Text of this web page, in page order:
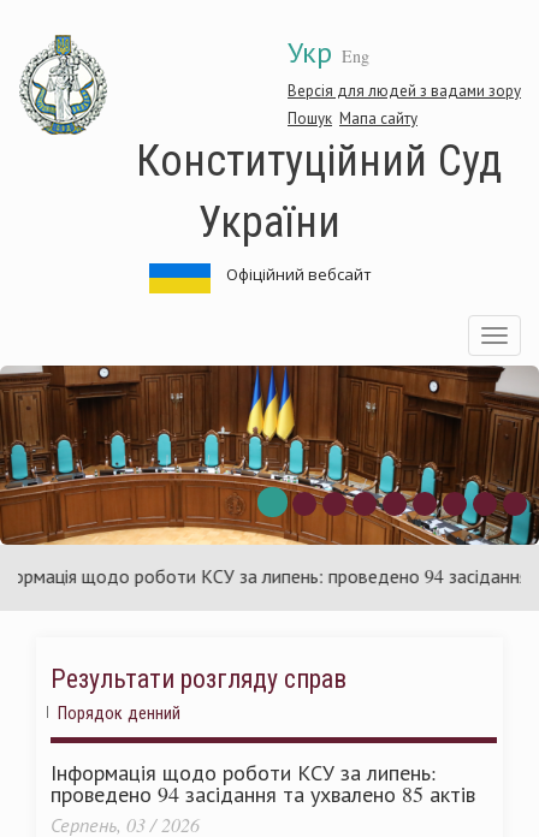
основного
матеріалу
Укр Eng
Версія для людей з вадами зору
Пошук Мапа сайту
Конституційний Суд
України
Офіційний вебсайт
Toggle
Суд
щодо роботи КСУ за липень: проведено 94 засідання та
Результати розгляду справ
Порядок денний
Інформація щодо роботи КСУ за липень:
проведено 94 засідання та ухвалено 85 актів
Серпень, 03 / 2026